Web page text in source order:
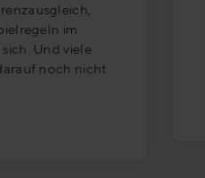
im
Und viele
noch nicht